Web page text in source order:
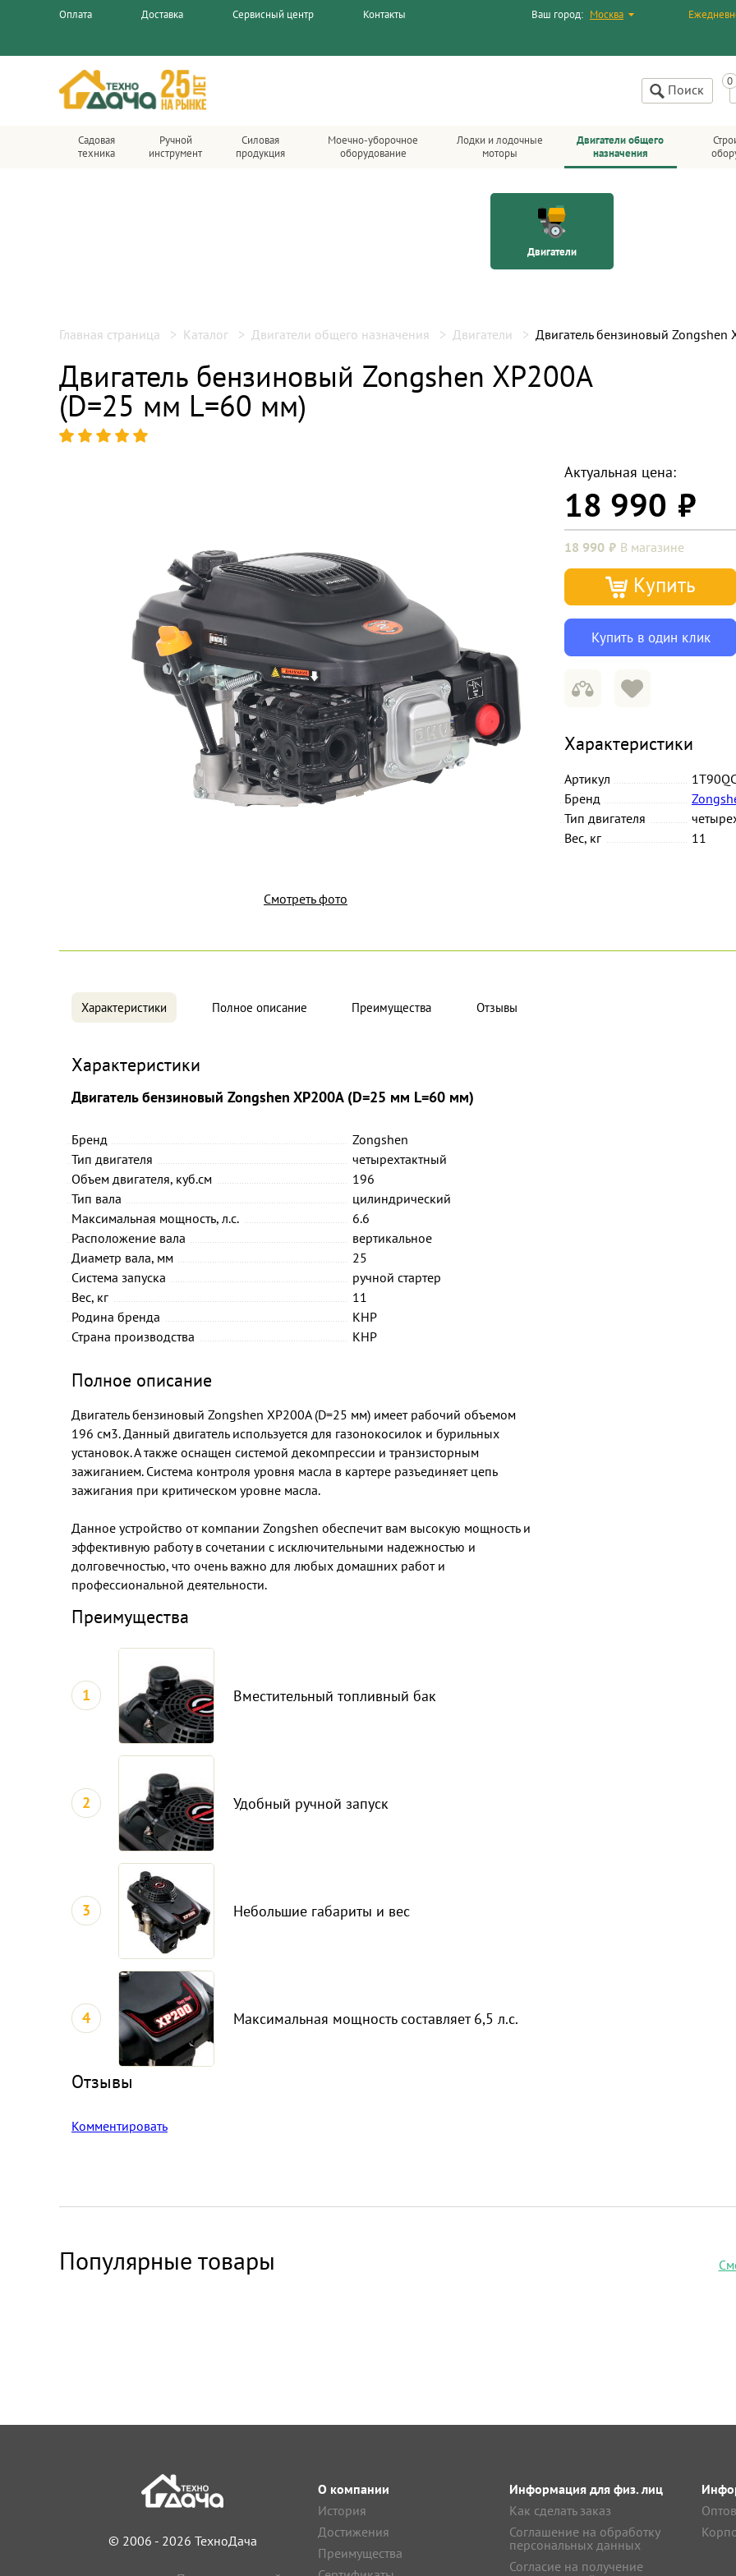
Оплата Доставка Сервисный центр Контакты Ваш город: Москва
Поиск
Садовая
техника
Ручной
инструмент
Силовая
продукция
Моечно-уборочное
оборудование
Лодки и лодочные
моторы
Двигатели общего
назначения
Двигатели
Главная страница Каталог Двигатели общего назначения Двигатели Двигатель бензиновый Zongshen
Двигатель бензиновый Zongshen XP200A
(D=25 мм L=60 мм)
Смотреть фото
Актуальная цена:
18 990
18 990 В магазине
Купить
Купить в один клик
Характеристики
Артикул
Бренд
Тип двигателя
Вес, кг
11
Характеристики Полное описание Преимущества Отзывы
Характеристики
Двигатель бензиновый Zongshen XP200A (D=25 мм L=60 мм)
Бренд
Zongshen
Тип двигателя
четырехтактный
Объем двигателя, куб.см
196
Тип вала
цилиндрический
Максимальная мощность, л.с.
6.6
Расположение вала
вертикальное
Диаметр вала, мм
25
Система запуска
ручной стартер
Вес, кг
11
Родина бренда
КНР
Страна производства
КНР
Полное описание
Двигатель бензиновый Zongshen XP200A (D=25 мм) имеет рабочий объемом
196 см3. Данный двигатель используется для газонокосилок и бурильных
установок. А также оснащен системой декомпрессии и транзисторным
зажиганием. Система контроля уровня масла в картере разъединяет цепь
зажигания при критическом уровне масла.
Данное устройство от компании Zongshen обеспечит вам высокую мощность и
эффективную работу в сочетании с исключительными надежностью и
долговечностью, что очень важно для любых домашних работ и
профессиональной деятельности.
Преимущества
1 Вместительный топливный бак
2 Удобный ручной запуск
3 Небольшие габариты и вес
4 Максимальная мощность составляет 6,5 л.с.
Отзывы
Комментировать
Популярные товары
© 2006 - 2026 ТехноДача
О компании
История
Достижения
Преимущества
Информация для физ. лиц
Как сделать заказ
Соглашение на обработку
персональных данных
Согласие на получение